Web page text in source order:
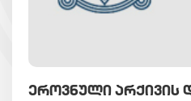
ᲔᲠᲝᲕᲜᲣᲚᲘ ᲐᲠᲥᲘᲕᲘᲡ